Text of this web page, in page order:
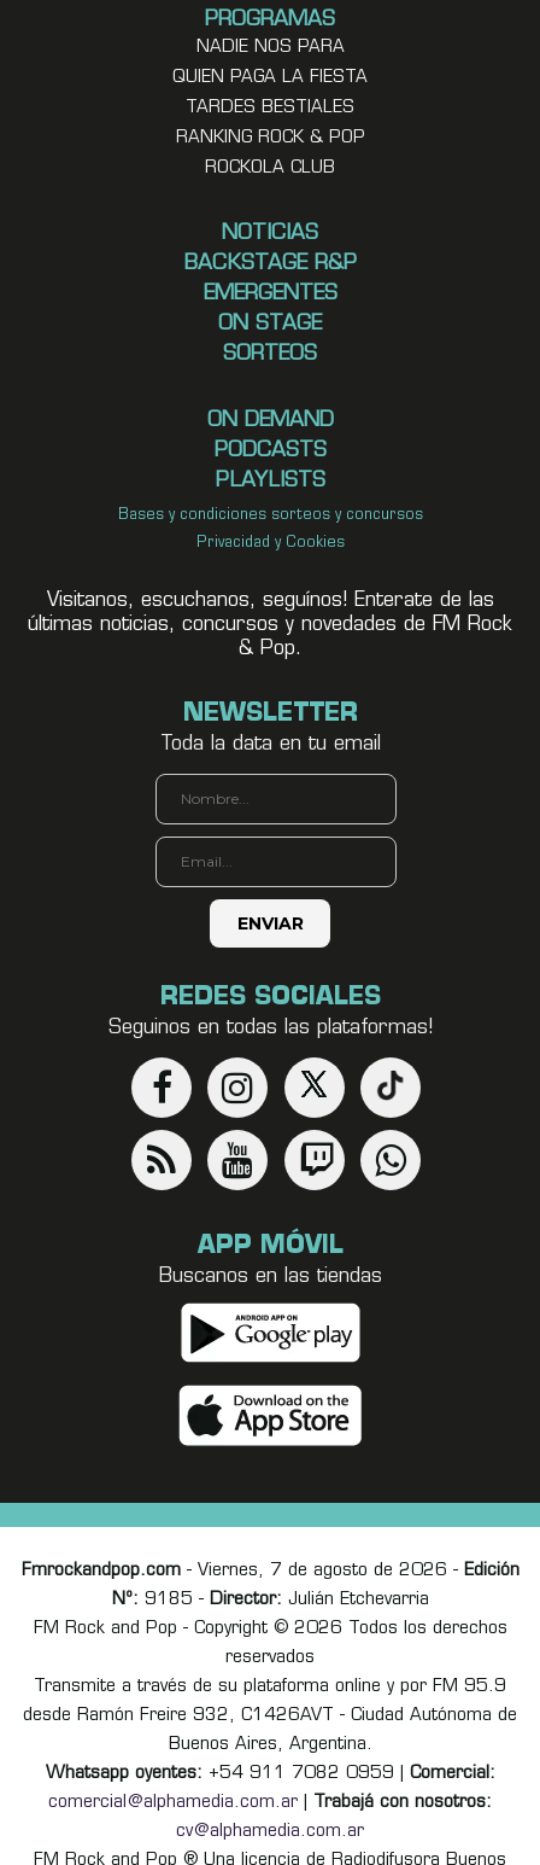
PROGRAMAS
NADIE NOS PARA
QUIEN PAGA LA FIESTA
TARDES BESTIALES
RANKING ROCK & POP
ROCKOLA CLUB
NOTICIAS
BACKSTAGE R&P
EMERGENTES
ON STAGE
SORTEOS
ON DEMAND
PODCASTS
PLAYLISTS
Bases y condiciones sorteos y concursos
Privacidad y Cookies
Visitanos, escuchanos, seguínos! Enterate de las
últimas noticias, concursos y novedades de FM Rock
& Pop.
NEWSLETTER
Toda la data en tu email
REDES SOCIALES
Seguinos en todas las plataformas!
APP MÓVIL
Buscanos en las tiendas
Fmrockandpop.com- Viernes, 7 de agosto de 2026 - Edición
Nº: 9185 - Director: Julián Etchevarria
FM Rock and Pop - Copyright © 2026 Todos los derechos
reservados
Transmite a través de su plataforma online y por FM 95.9
desde Ramón Freire 932, C1426AVT - Ciudad Autónoma de
Buenos Aires, Argentina.
Whatsapp oyentes: +54 911 7082 0959 | Comercial:
comercial@alphamedia.com.ar
Trabajá con nosotros:
cv@alphamedia.com.ar
FM Rock and Pop ® Una licencia de Radiodifusora Buenos